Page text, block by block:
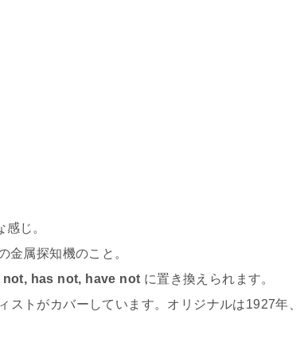
じ。
金属探知機のこと。
has not, have not に置き換えられます。
トがカバーしています。オリジナルは1927年、